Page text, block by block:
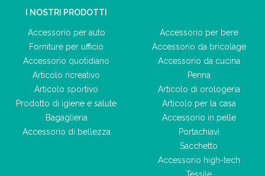
I NOSTRI PRODOTTI
Accessorio per auto
Forniture per ufficio
Accessorio quotidiano
Articolo ricreativo
Articolo sportivo
Prodotto di igiene e salute
Bagaglieria
Accessorio di bellezza
Accessorio per bere
Accessorio da bricolage
Accessorio da cucina
Penna
Articolo di orologeria
Articolo per la casa
Accessorio in pelle
Portachiavi
Sacchetto
Accessorio high-tech